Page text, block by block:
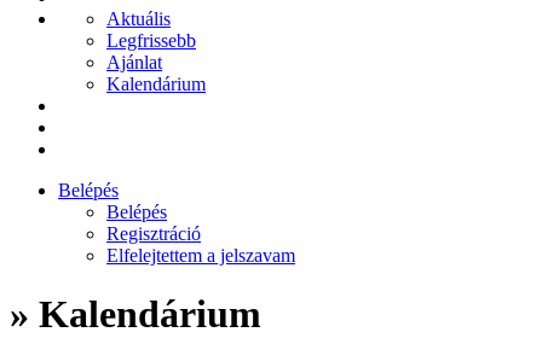
Aktuális
Legfrissebb
Ajánlat
Kalendárium
Belépés
Belépés
Regisztráció
Elfelejtettem a jelszavam
» Kalendárium